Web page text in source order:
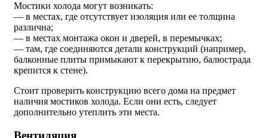
Мостики холода могут возникать:
— в местах, где отсутствует изоляция или ее толщина
различна;
— в местах монтажа окон и дверей, в перемычках;
— там, где соединяются детали конструкций (например,
балконные плиты примыкают к перекрытию, балюстрада
крепится к стене).
Стоит проверить конструкцию всего дома на предмет
наличия мостиков холода. Если они есть, следует
дополнительно утеплить эти места.
Вентиляция